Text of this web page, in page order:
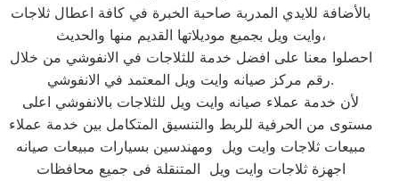
بالأضافة للايدي المدربة صاحبة الخبرة في كافة اعطال ثلاجات
وايت ويل بجميع موديلاتها القديم منها والحديث،
احصلوا معنا على افضل خدمة للثلاجات في الانفوشي من خلال
رقم مركز صيانه وايت ويل المعتمد في الانفوشي.
لأن خدمة عملاء صيانه وايت ويل للثلاجات بالانفوشي اعلى
مستوى من الحرفية للربط والتنسيق المتكامل بين خدمة عملاء
مبيعات ثلاجات وايت ويل ومهندسين بسيارات مبيعات صيانه
اجهزة ثلاجات وايت ويل المتنقلة فى جميع محافظات